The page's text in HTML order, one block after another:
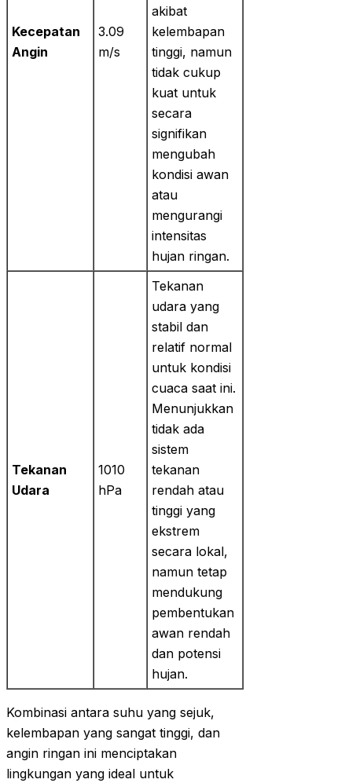
Kecepatan
Angin
3.09
m/s
akibat
kelembapan
tinggi, namun
tidak cukup
kuat untuk
secara
signifikan
mengubah
kondisi awan
atau
mengurangi
intensitas
hujan ringan.
Tekanan
Udara
1010
hPa
Tekanan
udara yang
stabil dan
relatif normal
untuk kondisi
cuaca saat ini.
Menunjukkan
tidak ada
sistem
tekanan
rendah atau
tinggi yang
ekstrem
secara lokal,
namun tetap
mendukung
pembentukan
awan rendah
dan potensi
hujan.
Kombinasi antara suhu yang sejuk,
kelembapan yang sangat tinggi, dan
angin ringan ini menciptakan
lingkungan yang ideal untuk